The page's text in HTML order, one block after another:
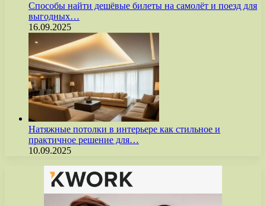
Способы найти дешёвые билеты на самолёт и поезд для
выгодных…
16.09.2025
Натяжные потолки в интерьере как стильное и
практичное решение для…
10.09.2025